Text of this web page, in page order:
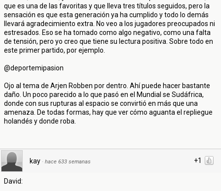
que es una de las favoritas y que lleva tres títulos seguidos, pero la
sensación es que esta generación ya ha cumplido y todo lo demás
llevará agradecimiento extra. No veo a los jugadores preocupados ni
estresados. Eso se ha tomado como algo negativo, como una falta
de tensión, pero yo creo que tiene su lectura positiva. Sobre todo en
este primer partido, por ejemplo.
@deportemipasion
Ojo al tema de Arjen Robben por dentro. Ahí puede hacer bastante
daño. Un poco parecido a lo que pasó en el Mundial se Sudáfrica,
donde con sus rupturas al espacio se convirtió en más que una
amenaza. De todas formas, hay que ver cómo aguanta el repliegue
holandés y donde roba.
+1
kay · hace 633 semanas
David: